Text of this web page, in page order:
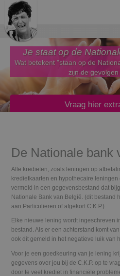
Je staat op de
Wat betekent "staan op de
zijn de
Vraag hier
De Nationale bank
Alle kredieten, zoals leningen op
kredietkaarten en hypothecaire
vermeld in een gegevensbestand dat
Nationale Bank van België. (dit bestand
aan Particulieren of afgekort C.K.P.)
Elke nieuwe lening wordt ingeschreven
bestand. Als er een achterstand komt
ook dit gemeld in het negatieve luik van
Voor je een goedkeuring van je lening
gegevens over jou bij de C.K.P. op te
door te veel krediet in financiële